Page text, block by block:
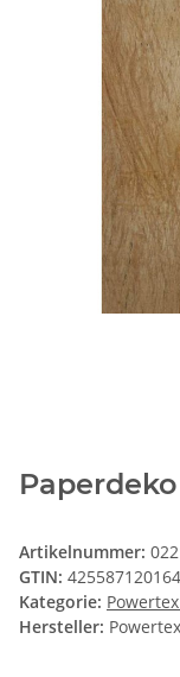
Artikelnummer:
GTIN:
Kategorie:
Hersteller: Powertex